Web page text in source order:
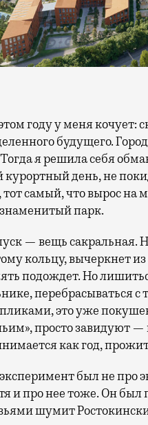
будущего.
я решила себя
день, не
, тот самый, что вырос на
парк.
— вещь сакральная.
кольцу, вычеркнет
подождет. Но
перебрасываться
это уже
просто завидуют —
как год,
был не про
и про нее тоже. Он был
шумит